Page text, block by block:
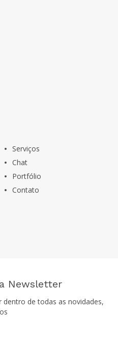
Serviços
Chat
Portfólio
Contato
Newsletter
de todas as novidades,